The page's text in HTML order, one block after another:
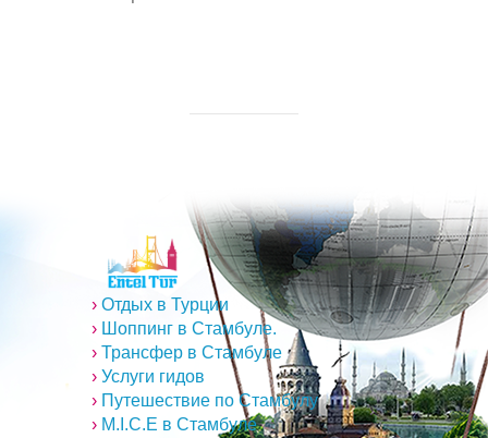
› Отдых в Турции
› Шоппинг в Стамбуле.
› Трансфер в Стамбуле
› Услуги гидов
› Путешествие по Стамбулу
› M.I.C.E в Стамбуле